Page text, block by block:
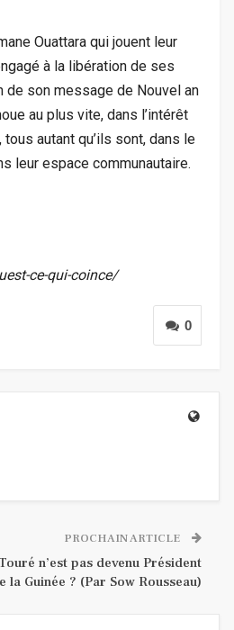
Ouattara qui jouent leur
à la libération de ses
de son message de Nouvel an
au plus vite, dans l’intérêt
autant qu’ils sont, dans le
leur espace communautaire.
ce-qui-coince/
0
PROCHAIN ARTICLE
n’est pas devenu Président
la Guinée ? (Par Sow Rousseau)